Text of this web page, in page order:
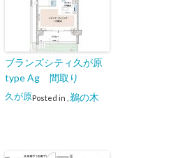
ブランズシティ久が原
type Ag 間取り
Posted in
久が原 鵜の木